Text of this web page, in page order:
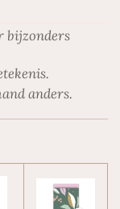
bijzonders
anders.